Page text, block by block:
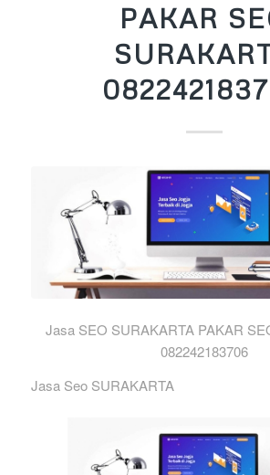
PAKAR
Jasa SEO SURAKARTA PAKAR
082242183706
Jasa Seo SURAKARTA